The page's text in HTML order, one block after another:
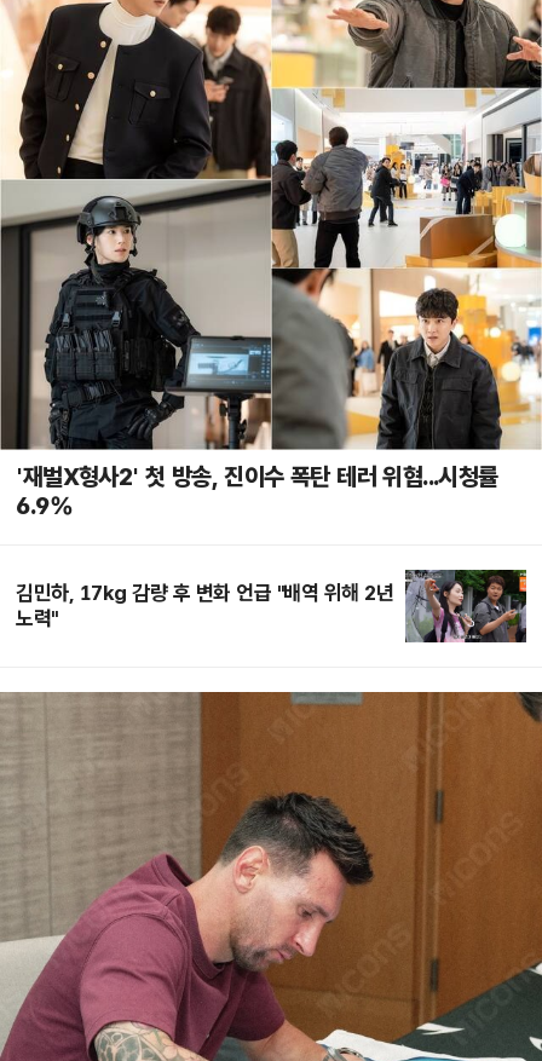
'재벌X형사2' 첫 방송, 진이수 폭탄 테러 위협...시청률
6.9%
김민하, 17kg 감량 후 변화 언급 "배역 위해 2년
노력"